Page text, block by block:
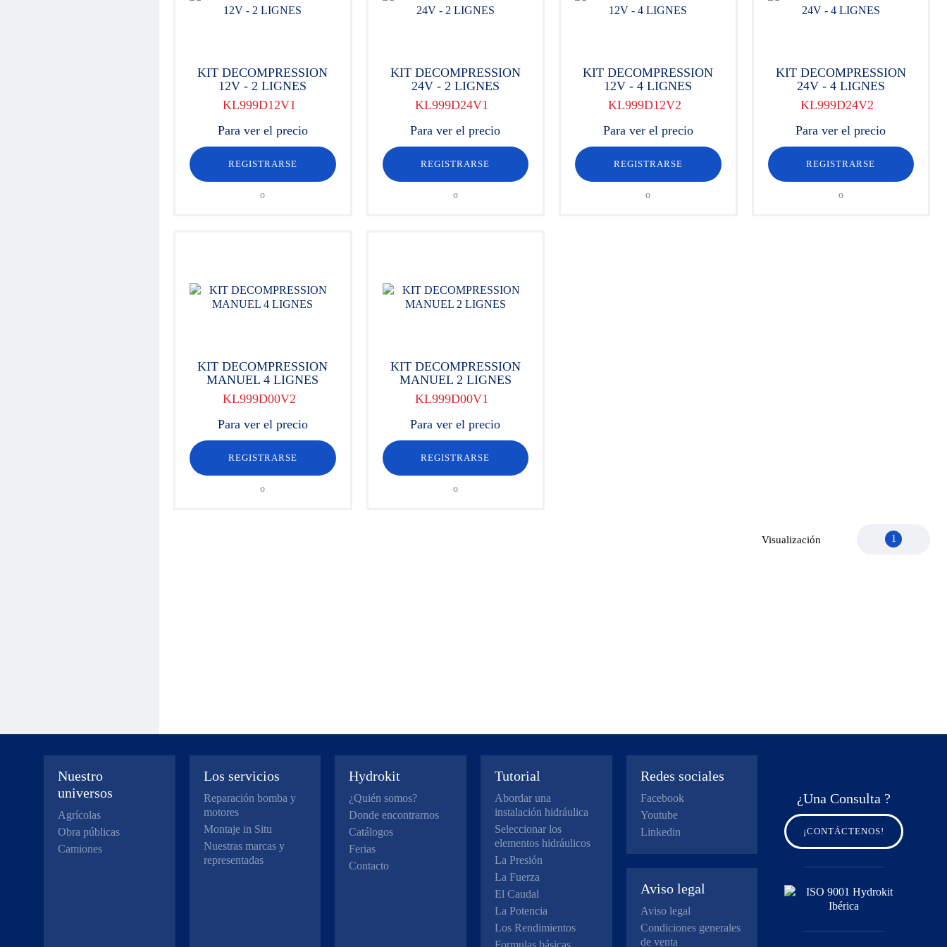
KIT DECOMPRESSION
12V - 2 LIGNES
KL999D12V1
Para ver el precio
REGISTRARSE
o
KIT DECOMPRESSION
24V - 2 LIGNES
KL999D24V1
Para ver el precio
REGISTRARSE
o
KIT DECOMPRESSION
12V - 4 LIGNES
KL999D12V2
Para ver el precio
REGISTRARSE
o
KIT DECOMPRESSION
24V - 4 LIGNES
KL999D24V2
Para ver el precio
REGISTRARSE
o
KIT DECOMPRESSION
MANUEL 4 LIGNES
KL999D00V2
Para ver el precio
REGISTRARSE
o
KIT DECOMPRESSION
MANUEL 2 LIGNES
KL999D00V1
Para ver el precio
REGISTRARSE
o
Visualización 1
Nuestro
universos
Agrícolas
Obra públicas
Camiones
Los servicios
Reparación bomba y
motores
Montaje in Situ
Nuestras marcas y
representadas
Hydrokit
¿Quién somos?
Donde encontrarnos
Catálogos
Ferias
Contacto
Tutorial
Abordar una
instalación hidráulica
Seleccionar los
elementos hidráulicos
La Presión
La Fuerza
El Caudal
La Potencia
Los Rendimientos
Formulas básicas
Redes sociales
Facebook
Youtube
Linkedin
Aviso legal
Aviso legal
Condiciones generales
de venta
¿Una Consulta ?
¡CONTÁCTENOS!